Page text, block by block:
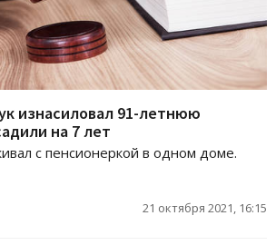
изнасиловал 91-летнюю
на 7 лет
с пенсионеркой в одном доме.
21 октября 2021, 16:15